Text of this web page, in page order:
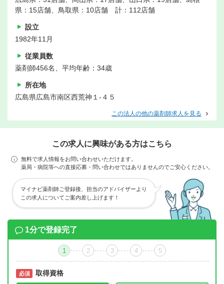
県：15店舗、鳥取県：10店舗 計：112店舗
設立
1982年11月
従業員数
薬剤師456名、平均年齢：34歳
所在地
広島県広島市南区西荒神１-４５
この法人の他の薬剤師求人を見る
この求人に興味がある方はこちら
無料で求人情報をお問い合わせいただけます。
薬局・病院等への直接応募・問い合わせではありませんのでご安心ください。
マイナビ薬剤師ご登録後、担当のアドバイザーより
この求人についてご案内差し上げます！
1分で登録完了
1 2 3 4 5
必須 取得資格